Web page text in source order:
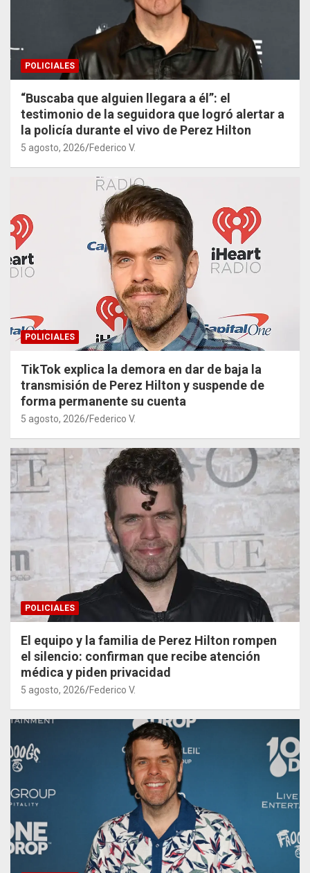
POLICIALES
“Buscaba que alguien llegara a él”: el
testimonio de la seguidora que logró alertar a
la policía durante el vivo de Perez Hilton
5 agosto, 2026 Federico V.
POLICIALES
TikTok explica la demora en dar de baja la
transmisión de Perez Hilton y suspende de
forma permanente su cuenta
5 agosto, 2026 Federico V.
POLICIALES
El equipo y la familia de Perez Hilton rompen
el silencio: confirman que recibe atención
médica y piden privacidad
5 agosto, 2026 Federico V.